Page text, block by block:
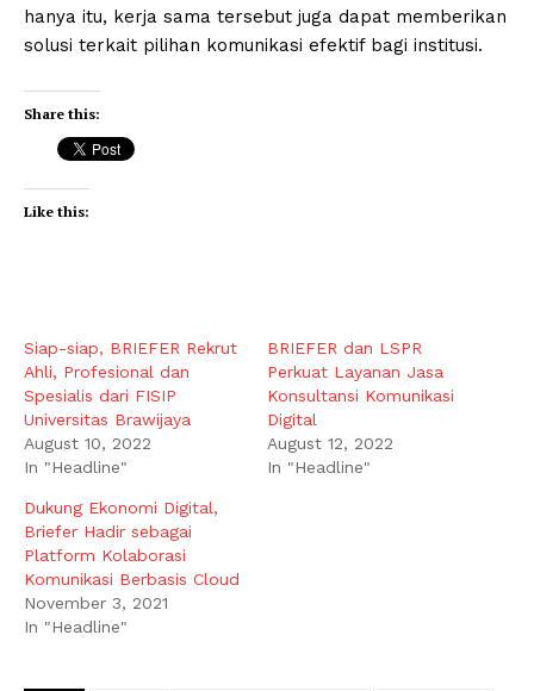
hanya itu, kerja sama tersebut juga dapat memberikan
solusi terkait pilihan komunikasi efektif bagi institusi.
Share this:
Like this:
Siap-siap, BRIEFER Rekrut
Ahli, Profesional dan
Spesialis dari FISIP
Universitas Brawijaya
August 10, 2022
In "Headline"
BRIEFER dan LSPR
Perkuat Layanan Jasa
Konsultansi Komunikasi
Digital
August 12, 2022
In "Headline"
Dukung Ekonomi Digital,
Briefer Hadir sebagai
Platform Kolaborasi
Komunikasi Berbasis Cloud
November 3, 2021
In "Headline"